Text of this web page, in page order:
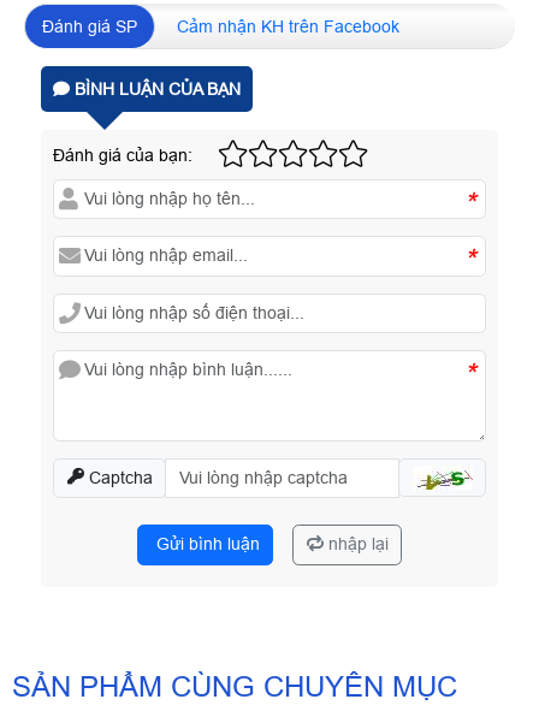
Đánh giá SP Cảm nhận KH trên Facebook
BÌNH LUẬN CỦA BẠN
Đánh giá của bạn:
*
*
*
Captcha
Gửi bình luận nhập lại
SẢN PHẨM CÙNG CHUYÊN MỤC